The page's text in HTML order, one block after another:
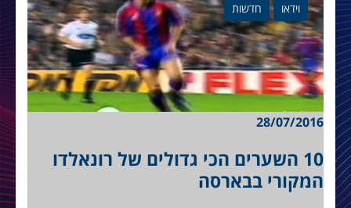
וידאו חדשות
28/07/2016
10 השערים הכי גדולים של רונאלדו
המקורי בבארסה